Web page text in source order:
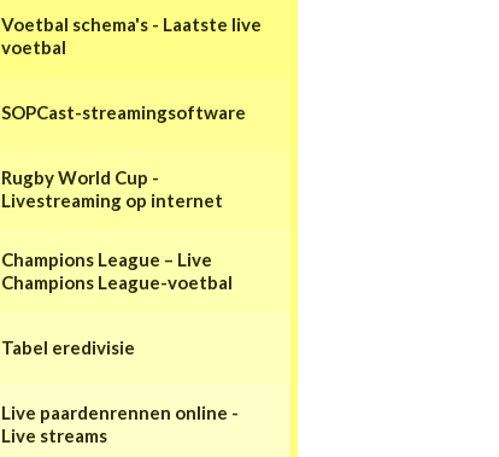
Voetbal schema's - Laatste live
voetbal
SOPCast-streamingsoftware
Rugby World Cup -
Livestreaming op internet
Champions League – Live
Champions League-voetbal
Tabel eredivisie
Live paardenrennen online -
Live streams